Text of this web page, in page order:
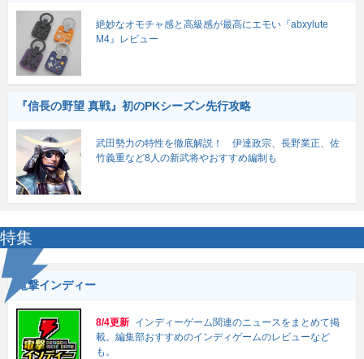
絶妙なオモチャ感と高級感が最高にエモい『abxylute
M4』レビュー
『信長の野望 真戦』初のPKシーズン先行攻略
武田勢力の特性を徹底解説！ 伊達政宗、長野業正、佐
竹義重など8人の新武将やおすすめ編制も
特集
電撃インディー
8/4更新 インディーゲーム関連のニュースをまとめて掲
載。編集部おすすめのインディゲームのレビューなど
も。